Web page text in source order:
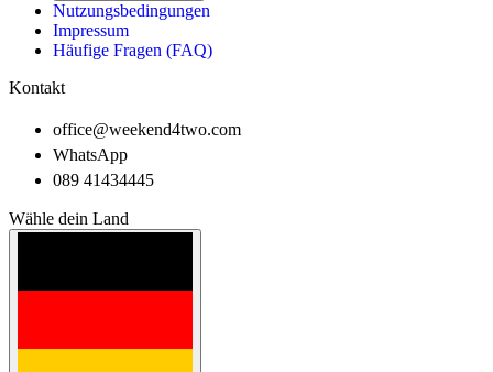
Nutzungsbedingungen
Impressum
Häufige Fragen (FAQ)
Kontakt
office@weekend4two.com
WhatsApp
089 41434445
Wähle dein Land